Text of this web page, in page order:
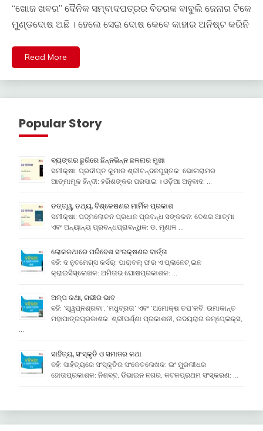
“ଖୋଜ ଖବର” ଦୈନିକ ସମ୍ବାଦପତ୍ରର ବିତରକ ବାବୁଲି ଜେନାର ଟିକେ
ମୁଣ୍ଡଦୋଷ ଅଛି । ହେଲେ ସେଇ ଦୋଷ କେବେ କାହାର ଅନିଷ୍ଟ କରିନି
Read More
Popular Story
ବ୍ୟଙ୍ଗର ଛୁରିରେ ଛିନ୍ନଭିନ୍ନ ଛଳନାର ମୁଖା
ସମୀକ୍ଷା: ପ୍ରଦୀପ୍ତ କୁମାର ଶ୍ରୀଚନ୍ଦନପୁସ୍ତକ: ଭୋଳାରାମର
ଆତ୍ମାମୂଳ ହିନ୍ଦୀ: ହରିଶଙ୍କର ପରସାଇ । ଓଡ଼ିଆ ଅନୁବାଦ: …
ତତ୍ତ୍ୱ, ତଥ୍ୟ, ବିଶ୍ଳେଷଣର ମାର୍ମିକ ପ୍ରକାଶ
ସମୀକ୍ଷା: ପଦ୍ମଲୋଚନ ପ୍ରଧାନ ପ୍ରବନ୍ଧ ସଙ୍କଳନ: ଦେଶର ଆତ୍ମା
ଏବଂ ଅନ୍ୟାନ୍ୟ ପ୍ରବନ୍ଧପ୍ରାବନ୍ଧିକ: ଡ. ମୃଣାଳ …
ଲୋକକଥାରେ ପରିବେଶ ସଂରକ୍ଷଣର ବାର୍ତ୍ତା
ବହି: ଦ ନୁଟମେଗ୍ସ କର୍ସର୍: ପାରାବଲ୍ ଫର ଏ ପ୍ଲାନେଟ୍ ଇନ
କ୍ରାଇସିସ୍ଲେଖକ: ଅମିତାଭ ଘୋଷପ୍ରକାଶକ: …
ଅଳ୍ପ କଥା, ଗଭୀର ଭାବ
ବହି: ‘ସ୍ୱପ୍ନଶ୍ରବା’, ‘ମଧୁବ୍ରତା’ ଏବଂ ‘ଅମୋକ୍ଷ ତପ’କବି: ଉମାକାନ୍ତ
ମହାପାତ୍ରପ୍ରକାଶକ: ଶ୍ରୀପର୍ଣ୍ଣା ପ୍ରକାଶନୀ, ଉଦୟରାଗ କମ୍ପେ୍ଲକ୍ସ,
ସାହିତ୍ୟ, ସଂସ୍କୃତି ଓ ସମାଜର କଥା
ବହି: ସାହିତ୍ୟରେ ସଂସ୍କୃତିର ସଂକେତଲେଖକ: ଇଂ ମୁରଲୀଧର
ହୋତାପ୍ରକାଶକ: ନିଶବ୍ଦ, ଡିଭାଇନ ନଗର, କଟକପ୍ରଥମ ସଂସ୍କରଣ: …